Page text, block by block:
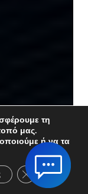
τη
μας.
ή να τα
Κλείσιμο του